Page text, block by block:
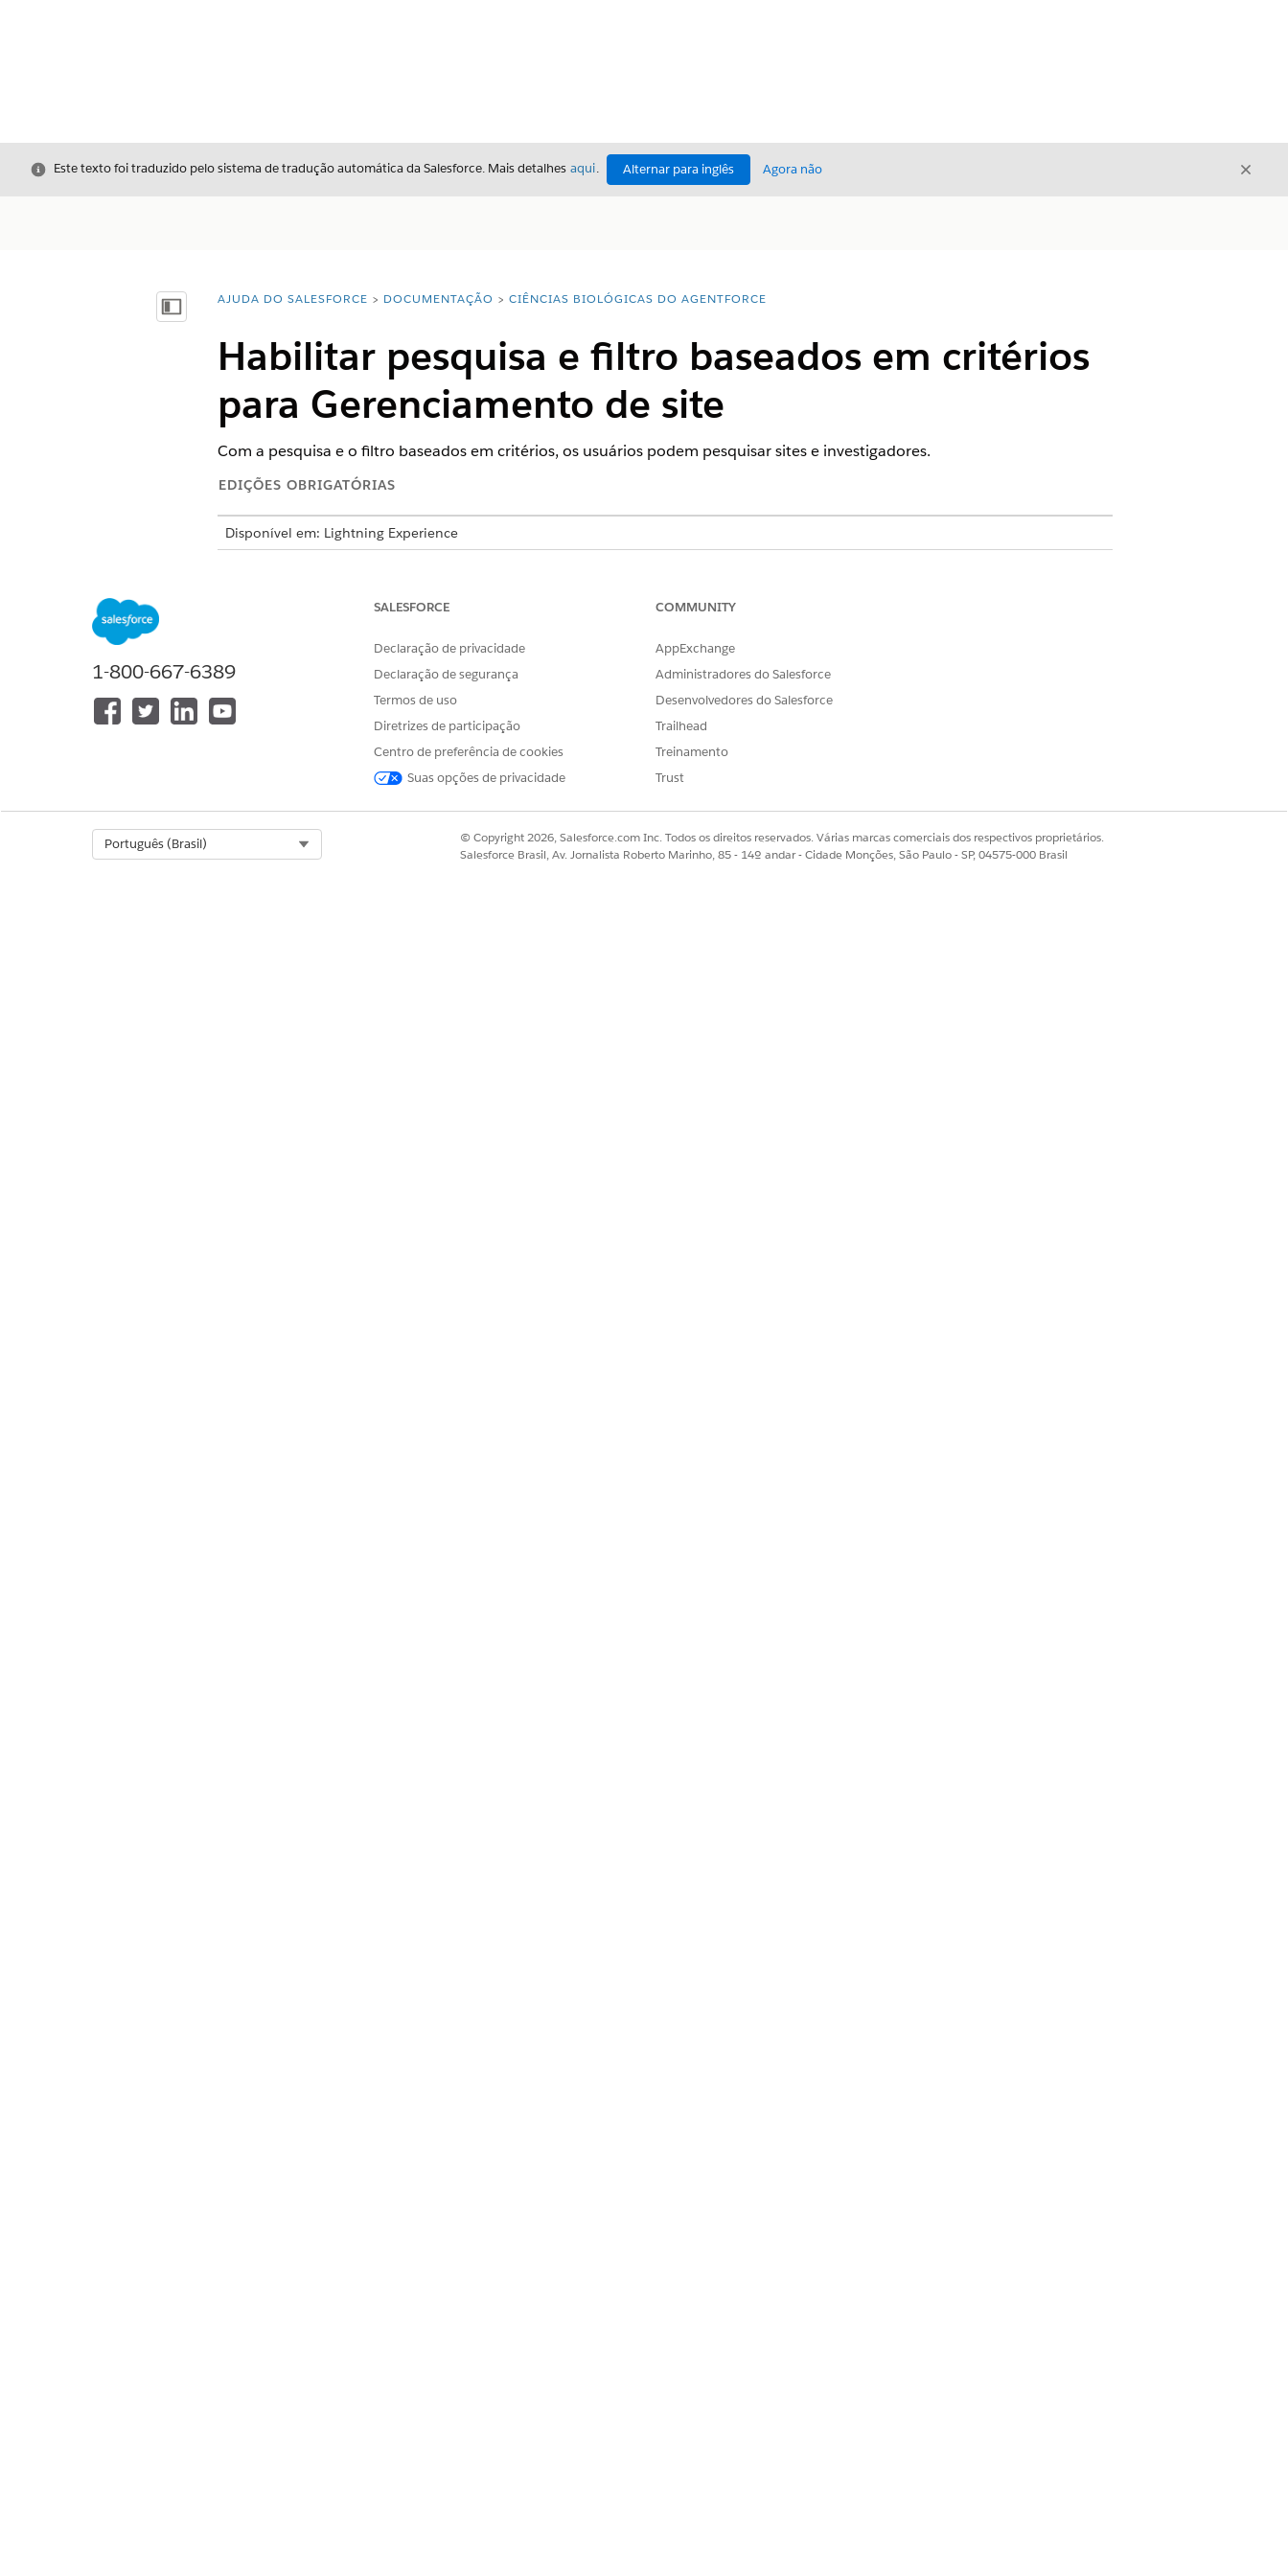
Fechar
Este texto foi traduzido pelo sistema de tradução automática da Salesforce. Mais detalhes aqui. Alternar para inglês Agora não Fechar
Mostrar índiceVocê está aqui:
AJUDA DO SALESFORCE DOCUMENTAÇÃO CIÊNCIAS BIOLÓGICAS DO AGENTFORCE
Habilitar pesquisa e filtro baseados em critérios
para Gerenciamento de site
Com a pesquisa e o filtro baseados em critérios, os usuários podem pesquisar sites e investigadores.
EDIÇÕES OBRIGATÓRIAS
Disponível em: Lightning Experience
PERMISSÕES DE USUÁRIO NECESSÁRIAS
Para ativar a pesquisa e filtro baseados em critérios:
Health Cloud Starter
E
Gerente de estudo para gerenciamento de site
Na configuração guiada Gerenciamento de site, em Configurar gerenciamento de site, clique em
Habilitar pesquisa e filtro baseados em critérios.
CONSULTE TAMBÉM:
1-800-667-6389
SALESFORCE
Declaração de privacidade
Declaração de segurança
Termos de uso
Diretrizes de participação
Centro de preferência de cookies
Suas opções de privacidade
COMMUNITY
AppExchange
Administradores do Salesforce
Desenvolvedores do Salesforce
Trailhead
Treinamento
Trust
Português (Brasil)
© Copyright 2026, Salesforce.com Inc. Todos os direitos reservados. Várias marcas comerciais dos respectivos proprietários.
Salesforce Brasil, Av. Jornalista Roberto Marinho, 85 - 14º andar - Cidade Monções, São Paulo - SP, 04575-000 Brasil